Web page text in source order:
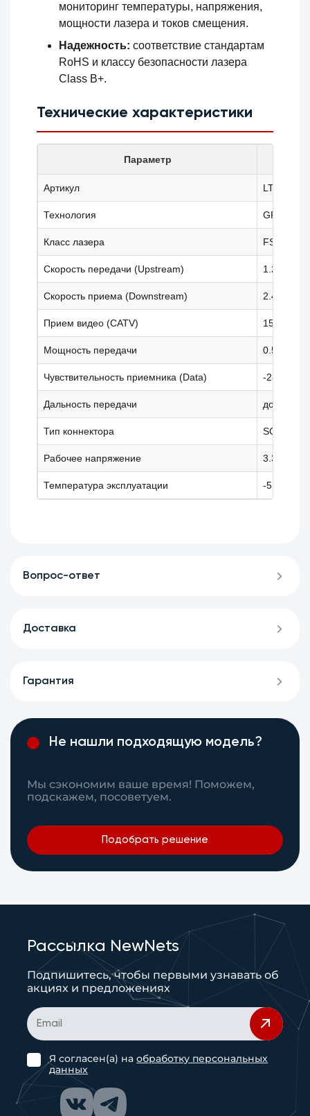
мониторинг температуры, напряжения,
мощности лазера и токов смещения.
Надежность: соответствие стандартам
RoHS и классу безопасности лазера
Class B+.
Технические характеристики
Параметр
Артикул
Технология GPON
Класс лазера FSAN
Скорость передачи (Upstream) 1.244
Скорость приема (Downstream) 2.488
Прием видео (CATV) 1550 нм
Мощность передачи 0.5 — 5
Чувствительность приемника (Data) -28 дБм
Дальность передачи до 20 км
Тип коннектора SC/APC
Рабочее напряжение 3.3В
Температура эксплуатации -5 ... +70
Вопрос-ответ
Доставка
Гарантия
Не нашли подходящую модель?
Мы сэкономим ваше время! Поможем,
подскажем, посоветуем.
Подобрать решение
Рассылка NewNets
Подпишитесь, чтобы первыми узнавать об
акциях и предложениях
Я согласен(а) наобработку персональных
данных